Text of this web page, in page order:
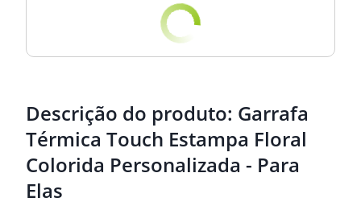
Descrição do produto: Garrafa
Térmica Touch Estampa Floral
Colorida Personalizada - Para
Elas